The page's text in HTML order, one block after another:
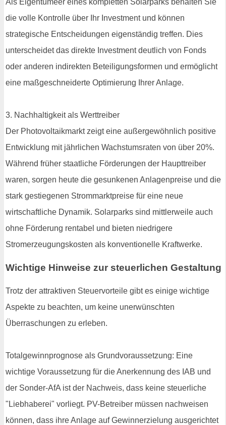
Als Eigentümeer eines kompletten Solarparks behalten Sie
die volle Kontrolle über Ihr Investment und können
strategische Entscheidungen eigenständig treffen. Dies
unterscheidet das direkte Investment deutlich von Fonds
oder anderen indirekten Beteiligungsformen und ermöglicht
eine maßgeschneiderte Optimierung Ihrer Anlage.
3. Nachhaltigkeit als Werttreiber
Der Photovoltaikmarkt zeigt eine außergewöhnlich positive
Entwicklung mit jährlichen Wachstumsraten von über 20%.
Während früher staatliche Förderungen der Haupttreiber
waren, sorgen heute die gesunkenen Anlagenpreise und die
stark gestiegenen Strommarktpreise für eine neue
wirtschaftliche Dynamik. Solarparks sind mittlerweile auch
ohne Förderung rentabel und bieten niedrigere
Stromerzeugungskosten als konventionelle Kraftwerke.
Wichtige Hinweise zur steuerlichen Gestaltung
Trotz der attraktiven Steuervorteile gibt es einige wichtige
Aspekte zu beachten, um keine unerwünschten
Überraschungen zu erleben.
Totalgewinnprognose als Grundvoraussetzung: Eine
wichtige Voraussetzung für die Anerkennung des IAB und
der Sonder-AfA ist der Nachweis, dass keine steuerliche
"Liebhaberei" vorliegt. PV-Betreiber müssen nachweisen
können, dass ihre Anlage auf Gewinnerzielung ausgerichtet